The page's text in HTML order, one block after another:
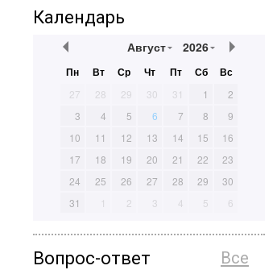
Календарь
Август 2026
Пн Вт Ср Чт Пт Сб Вс
27 28 29 30 31 1
2
3
4 5 6 7 8
9
10
11 12 13 14 15
16
17
18 19 20 21 22
23
24
25 26 27 28 29
30
31
1 2 3 4 5 6
Все
Вопрос-ответ